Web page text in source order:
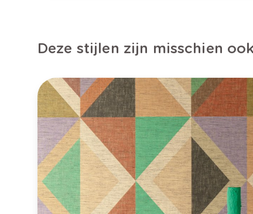
Deze stijlen zijn misschien